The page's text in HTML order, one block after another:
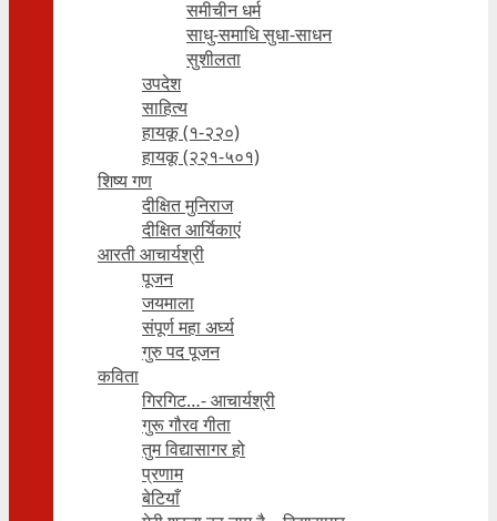
समीचीन धर्म
साधु-समाधि सुधा-साधन
सुशीलता
उपदेश
साहित्य
हायकू (१‍-२२०)
हायकू (२२१-५०१)
शिष्य गण
दीक्षित मुनिराज
दीक्षित आर्यिकाएं
आरती आचार्यश्री
पूजन
जयमाला
संपूर्ण महा अर्घ्य
गुरु पद पूजन
कविता
गिरगिट…- आचार्यश्री
गुरू गौरव गीता
तुम विद्यासागर हो
प्रणाम
बेटियाँ